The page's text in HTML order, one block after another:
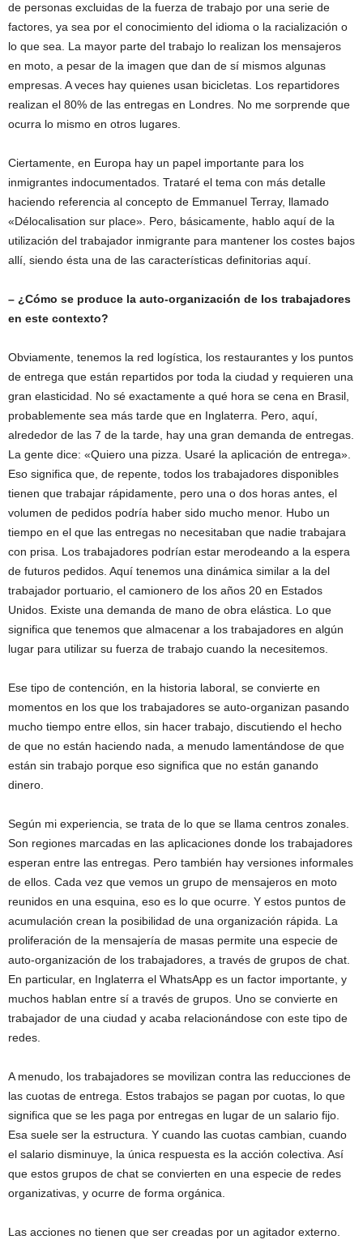
de personas excluidas de la fuerza de trabajo por una serie de
factores, ya sea por el conocimiento del idioma o la racialización o
lo que sea. La mayor parte del trabajo lo realizan los mensajeros
en moto, a pesar de la imagen que dan de sí mismos algunas
empresas. A veces hay quienes usan bicicletas. Los repartidores
realizan el 80% de las entregas en Londres. No me sorprende que
ocurra lo mismo en otros lugares.
Ciertamente, en Europa hay un papel importante para los
inmigrantes indocumentados. Trataré el tema con más detalle
haciendo referencia al concepto de Emmanuel Terray, llamado
«Délocalisation sur place». Pero, básicamente, hablo aquí de la
utilización del trabajador inmigrante para mantener los costes bajos
allí, siendo ésta una de las características definitorias aquí.
– ¿Cómo se produce la auto-organización de los trabajadores
en este contexto?
Obviamente, tenemos la red logística, los restaurantes y los puntos
de entrega que están repartidos por toda la ciudad y requieren una
gran elasticidad. No sé exactamente a qué hora se cena en Brasil,
probablemente sea más tarde que en Inglaterra. Pero, aquí,
alrededor de las 7 de la tarde, hay una gran demanda de entregas.
La gente dice: «Quiero una pizza. Usaré la aplicación de entrega».
Eso significa que, de repente, todos los trabajadores disponibles
tienen que trabajar rápidamente, pero una o dos horas antes, el
volumen de pedidos podría haber sido mucho menor. Hubo un
tiempo en el que las entregas no necesitaban que nadie trabajara
con prisa. Los trabajadores podrían estar merodeando a la espera
de futuros pedidos. Aquí tenemos una dinámica similar a la del
trabajador portuario, el camionero de los años 20 en Estados
Unidos. Existe una demanda de mano de obra elástica. Lo que
significa que tenemos que almacenar a los trabajadores en algún
lugar para utilizar su fuerza de trabajo cuando la necesitemos.
Ese tipo de contención, en la historia laboral, se convierte en
momentos en los que los trabajadores se auto-organizan pasando
mucho tiempo entre ellos, sin hacer trabajo, discutiendo el hecho
de que no están haciendo nada, a menudo lamentándose de que
están sin trabajo porque eso significa que no están ganando
dinero.
Según mi experiencia, se trata de lo que se llama centros zonales.
Son regiones marcadas en las aplicaciones donde los trabajadores
esperan entre las entregas. Pero también hay versiones informales
de ellos. Cada vez que vemos un grupo de mensajeros en moto
reunidos en una esquina, eso es lo que ocurre. Y estos puntos de
acumulación crean la posibilidad de una organización rápida. La
proliferación de la mensajería de masas permite una especie de
auto-organización de los trabajadores, a través de grupos de chat.
En particular, en Inglaterra el WhatsApp es un factor importante, y
muchos hablan entre sí a través de grupos. Uno se convierte en
trabajador de una ciudad y acaba relacionándose con este tipo de
redes.
A menudo, los trabajadores se movilizan contra las reducciones de
las cuotas de entrega. Estos trabajos se pagan por cuotas, lo que
significa que se les paga por entregas en lugar de un salario fijo.
Esa suele ser la estructura. Y cuando las cuotas cambian, cuando
el salario disminuye, la única respuesta es la acción colectiva. Así
que estos grupos de chat se convierten en una especie de redes
organizativas, y ocurre de forma orgánica.
Las acciones no tienen que ser creadas por un agitador externo.